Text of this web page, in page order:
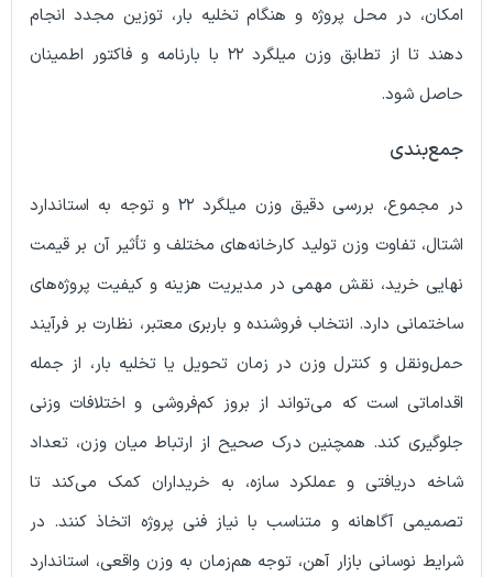
در محل پروژه و هنگام تخلیه بار، توزین مجدد انجام
دهند تا از تطابق وزن میلگرد ۲۲ با بارنامه و فاکتور اطمینان
در مجموع، بررسی دقیق وزن میلگرد ۲۲ و توجه به استاندارد
تفاوت وزن تولید کارخانه‌های مختلف و تأثیر آن بر قیمت
نقش مهمی در مدیریت هزینه و کیفیت پروژه‌های
دارد. انتخاب فروشنده و باربری معتبر، نظارت بر فرآیند
و کنترل وزن در زمان تحویل یا تخلیه بار، از جمله
است که می‌تواند از بروز کم‌فروشی و اختلافات وزنی
کند. همچنین درک صحیح از ارتباط میان وزن، تعداد
و عملکرد سازه، به خریداران کمک می‌کند تا
آگاهانه و متناسب با نیاز فنی پروژه اتخاذ کنند. در
بازار آهن، توجه هم‌زمان به وزن واقعی، استاندارد